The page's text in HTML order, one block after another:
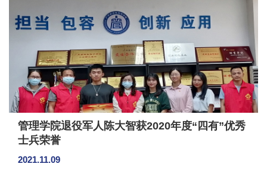
管理学院退役军人陈大智获2020年度“四有”优秀
士兵荣誉
2021.11.09